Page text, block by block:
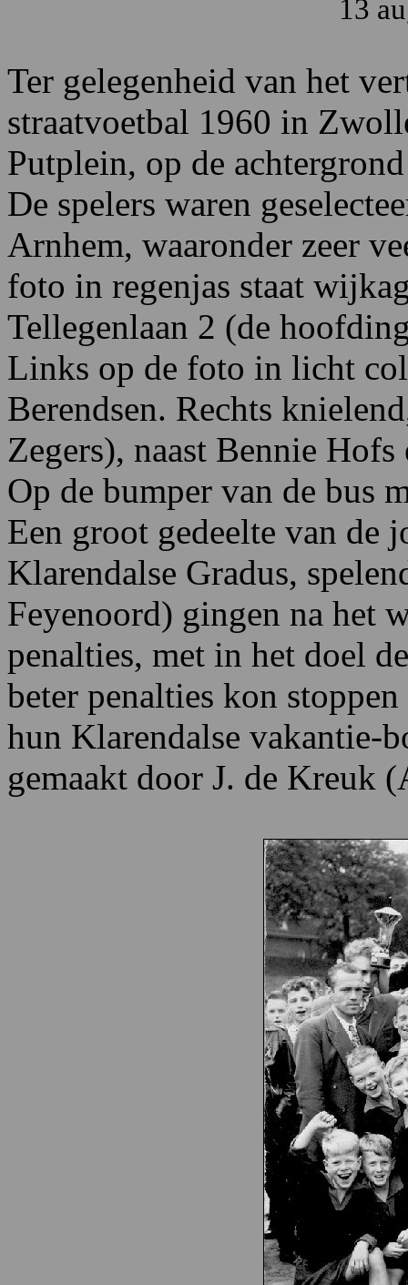
13
Ter gelegenheid van het
straatvoetbal 1960 in
Putplein, op de
De spelers waren
Arnhem, waaronder zeer
foto in regenjas staat
Tellegenlaan 2 (de
Links op de foto in licht
Berendsen. Rechts
Zegers), naast Bennie
Op de bumper van de bus
Een groot gedeelte van de
Klarendalse Gradus,
Feyenoord) gingen na het
penalties, met in het doel
beter penalties kon
hun Klarendalse vakantie-
gemaakt door J. de Kreuk